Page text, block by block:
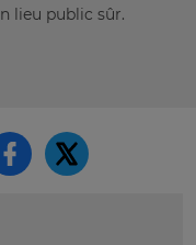
lieu public sûr.